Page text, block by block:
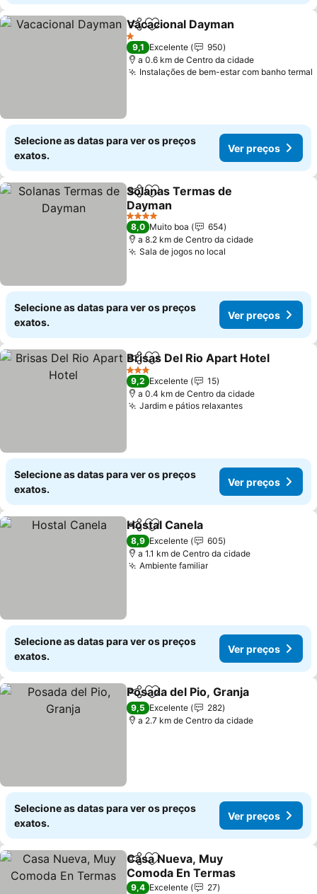
PartilharAdicionar aos favoritos
Vacacional Dayman
1 Estrelas
9,1 Excelente
950
a 0.6 km de Centro da cidade
Instalações de bem-estar com banho termal
Selecione as datas para ver os preços
exatos.
Ver preços
PartilharAdicionar aos favoritos
Solanas Termas de
Dayman
4 Estrelas
8,0 Muito boa
654
a 8.2 km de Centro da cidade
Sala de jogos no local
Selecione as datas para ver os preços
exatos.
Ver preços
PartilharAdicionar aos favoritos
Brisas Del Rio Apart Hotel
3 Estrelas
9,2 Excelente
15
a 0.4 km de Centro da cidade
Jardim e pátios relaxantes
Selecione as datas para ver os preços
exatos.
Ver preços
PartilharAdicionar aos favoritos
Hostal Canela
8,9 Excelente
605
a 1.1 km de Centro da cidade
Ambiente familiar
Selecione as datas para ver os preços
exatos.
Ver preços
PartilharAdicionar aos favoritos
Posada del Pio, Granja
9,5 Excelente
282
a 2.7 km de Centro da cidade
Selecione as datas para ver os preços
exatos.
Ver preços
PartilharAdicionar aos favoritos
Casa Nueva, Muy
Comoda En Termas
9,4 Excelente
27